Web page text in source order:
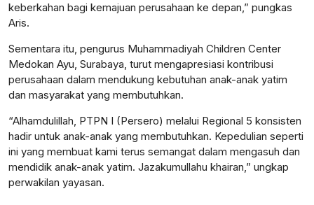
keberkahan bagi kemajuan perusahaan ke depan,” pungkas
Aris.
Sementara itu, pengurus Muhammadiyah Children Center
Medokan Ayu, Surabaya, turut mengapresiasi kontribusi
perusahaan dalam mendukung kebutuhan anak-anak yatim
dan masyarakat yang membutuhkan.
“Alhamdulillah, PTPN I (Persero) melalui Regional 5 konsisten
hadir untuk anak-anak yang membutuhkan. Kepedulian seperti
ini yang membuat kami terus semangat dalam mengasuh dan
mendidik anak-anak yatim. Jazakumullahu khairan,” ungkap
perwakilan yayasan.